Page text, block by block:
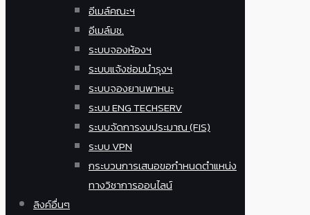
อีเมล์คณะฯ
อีเมล์มช.
ระบบจองห้องฯ
ระบบแจ้งซ่อมบำรุงฯ
ระบบจองยานพาหนะ
ระบบ ENG TECHSERV
ระบบจัดการงบประมาณ (FIS)
ระบบ VPN
กระบวนการเสนอขอกำหนดตำแหน่ง
ทางวิชาการออนไลน์
ลิงค์อื่นๆ